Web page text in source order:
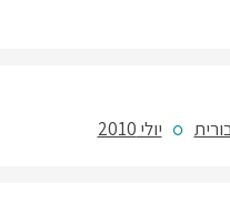
יולי 2010